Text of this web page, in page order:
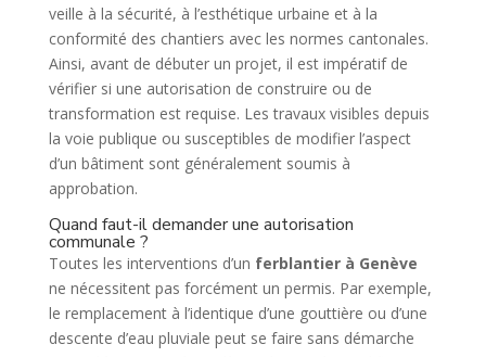
veille à la sécurité, à l’esthétique urbaine et à la
conformité des chantiers avec les normes cantonales.
Ainsi, avant de débuter un projet, il est impératif de
vérifier si une autorisation de construire ou de
transformation est requise. Les travaux visibles depuis
la voie publique ou susceptibles de modifier l’aspect
d’un bâtiment sont généralement soumis à
approbation.
Quand faut-il demander une autorisation
communale ?
Toutes les interventions d’un ferblantier à Genève
ne nécessitent pas forcément un permis. Par exemple,
le remplacement à l’identique d’une gouttière ou d’une
descente d’eau pluviale peut se faire sans démarche